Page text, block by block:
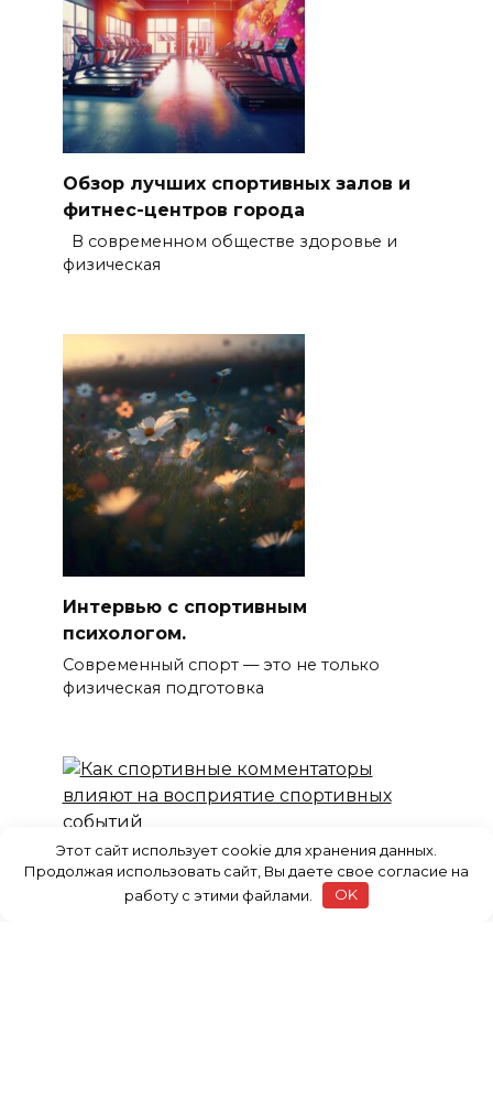
Обзор лучших спортивных залов и
фитнес-центров города
В современном обществе здоровье и
физическая
Интервью с спортивным
психологом.
Современный спорт — это не только
физическая подготовка
Как спортивные комментаторы
влияют на восприятие спортивных
Этот сайт использует cookie для хранения данных.
Продолжая использовать сайт, Вы даете свое согласие на
работу с этими файлами.
OK